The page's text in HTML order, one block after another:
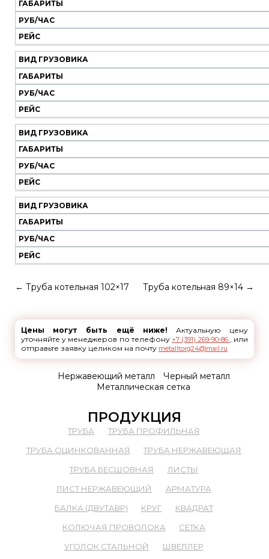
ГАБАРИТЫ
РУБ/ЧАС
РЕЙС
ВИД ГРУЗОВИКА
ГАБАРИТЫ
РУБ/ЧАС
РЕЙС
ВИД ГРУЗОВИКА
ГАБАРИТЫ
РУБ/ЧАС
РЕЙС
ВИД ГРУЗОВИКА
ГАБАРИТЫ
РУБ/ЧАС
РЕЙС
← Труба котельная 102×17 Труба котельная 89×14 →
Цены могут быть ещё ниже! Актуальную цену
уточняйте у менеджеров по телефону +7 (391) 269-90-86 , или
отправьте заявку целиком на почту metalltorg24@mail.ru
Нержавеющий металл
Черный металл
Металлическая сетка
ПРОДУКЦИЯ
ТРУБА
ТРУБА ПРОФИЛЬНАЯ
ТРУБА ОЦИНКОВАННАЯ
ТРУБА НЕРЖАВЕЮЩАЯ
ТРУБА БЕСШОВНАЯ
ЛИСТЫ
ЛИСТ НЕРЖАВЕЮЩИЙ
АРМАТУРА
БАЛКА (ДВУТАВР)
КРУГ
КВАДРАТ
КОЛЮЧАЯ ПРОВОЛОКА
СЕТКА
УГОЛОК СТАЛЬНОЙ
ШВЕЛЛЕР